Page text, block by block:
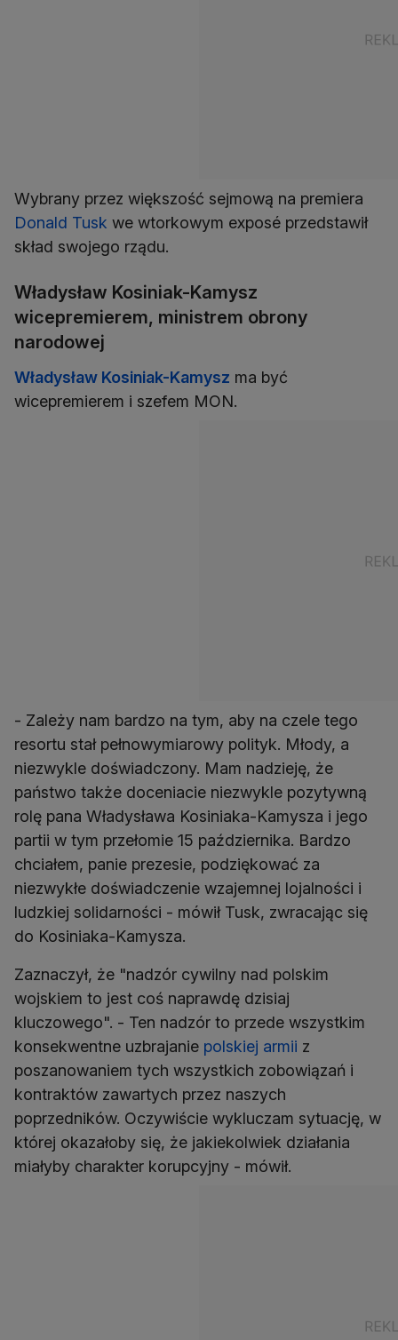
Wybrany przez większość sejmową na premiera
Donald Tusk we wtorkowym exposé przedstawił
skład swojego rządu.
Władysław Kosiniak-Kamysz
wicepremierem, ministrem obrony
narodowej
Władysław Kosiniak-Kamysz ma być
wicepremierem i szefem MON.
- Zależy nam bardzo na tym, aby na czele tego
resortu stał pełnowymiarowy polityk. Młody, a
niezwykle doświadczony. Mam nadzieję, że
państwo także doceniacie niezwykle pozytywną
rolę pana Władysława Kosiniaka-Kamysza i jego
partii w tym przełomie 15 października. Bardzo
chciałem, panie prezesie, podziękować za
niezwykłe doświadczenie wzajemnej lojalności i
ludzkiej solidarności - mówił Tusk, zwracając się
do Kosiniaka-Kamysza.
Zaznaczył, że "nadzór cywilny nad polskim
wojskiem to jest coś naprawdę dzisiaj
kluczowego". - Ten nadzór to przede wszystkim
konsekwentne uzbrajanie polskiej armii z
poszanowaniem tych wszystkich zobowiązań i
kontraktów zawartych przez naszych
poprzedników. Oczywiście wykluczam sytuację, w
której okazałoby się, że jakiekolwiek działania
miałyby charakter korupcyjny - mówił.